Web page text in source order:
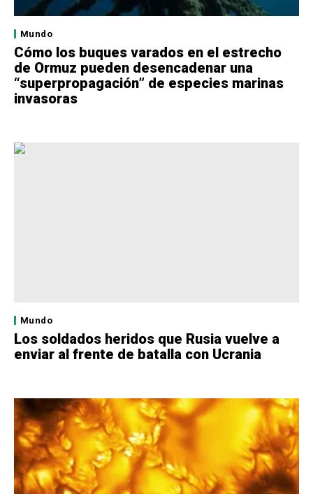
Mundo
Cómo los buques varados en el estrecho
de Ormuz pueden desencadenar una
“superpropagación” de especies marinas
invasoras
Mundo
Los soldados heridos que Rusia vuelve a
enviar al frente de batalla con Ucrania